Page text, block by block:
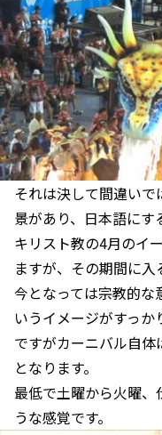
それは決して間違い
景があり、日本語にす
キリスト教の4月のイ
ますが、その期間に入
今となっては宗教的な
いうイメージがすっか
ですがカーニバル自
となります。
最低で土曜から火曜
うな感覚です。